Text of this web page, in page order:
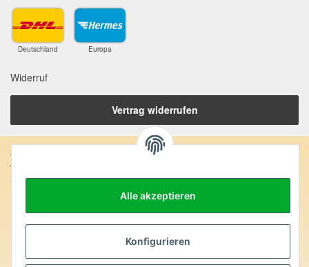
Alle akzeptieren
Konfigurieren
Deutschland Europa
Widerruf
Vertrag widerrufen
Anschrift:
SteinZeitOase
D-75391 Gechingen